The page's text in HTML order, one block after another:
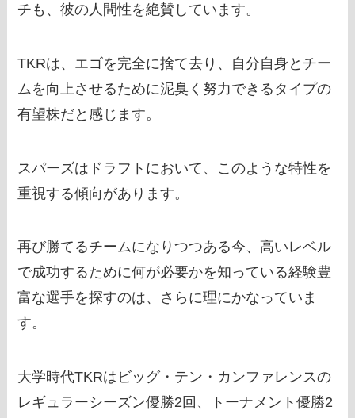
チも、彼の人間性を絶賛しています。
TKRは、エゴを完全に捨て去り、自分自身とチー
ムを向上させるために泥臭く努力できるタイプの
有望株だと感じます。
スパーズはドラフトにおいて、このような特性を
重視する傾向があります。
再び勝てるチームになりつつある今、高いレベル
で成功するために何が必要かを知っている経験豊
富な選手を探すのは、さらに理にかなっていま
す。
大学時代TKRはビッグ・テン・カンファレンスの
レギュラーシーズン優勝2回、トーナメント優勝2